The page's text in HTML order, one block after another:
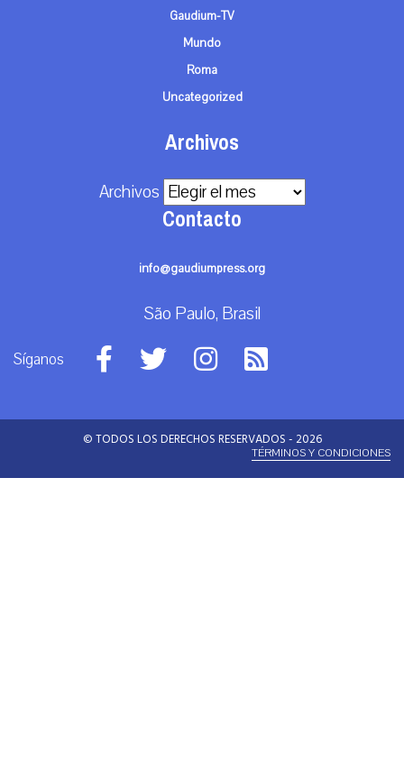
Gaudium-TV
Mundo
Roma
Uncategorized
Archivos
Archivos
Contacto
info@gaudiumpress.org
São Paulo, Brasil
Síganos
© TODOS LOS DERECHOS RESERVADOS - 2026
TÉRMINOS Y CONDICIONES